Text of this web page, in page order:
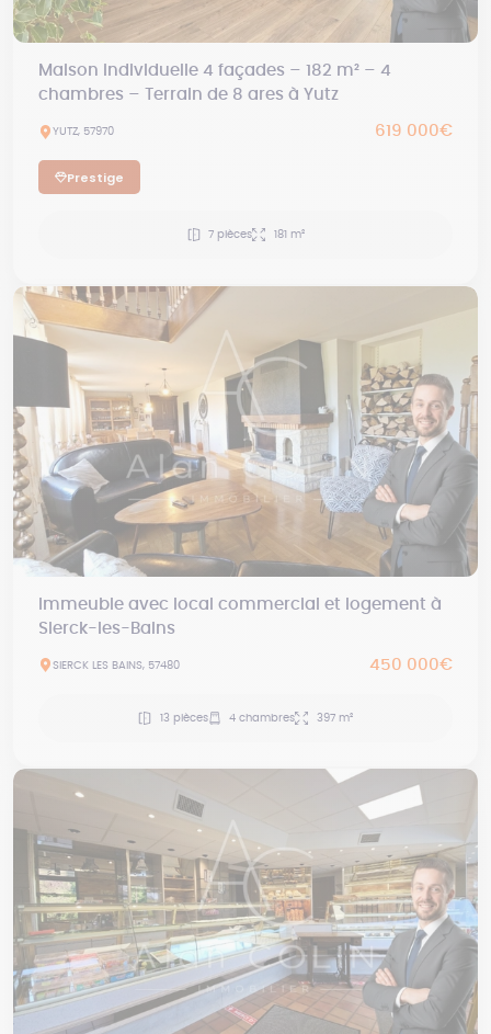
Maison individuelle 4 façades – 182 m² – 4
chambres – Terrain de 8 ares à Yutz
YUTZ, 57970 619 000€
Prestige
7 pièces 181 m²
Immeuble avec local commercial et logement à
Sierck-les-Bains
SIERCK LES BAINS, 57480 450 000€
13 pièces 4 chambres 397 m²